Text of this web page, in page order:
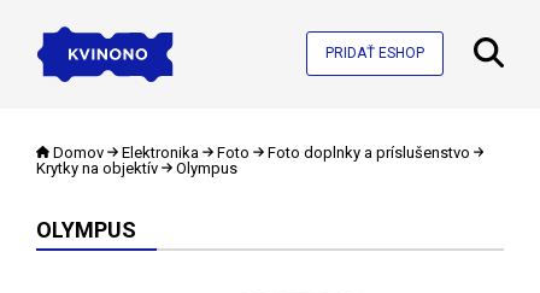
PRIDAŤ ESHOP
Domov Elektronika Foto
Foto doplnky a príslušenstvo
Krytky na objektív
Olympus
OLYMPUS